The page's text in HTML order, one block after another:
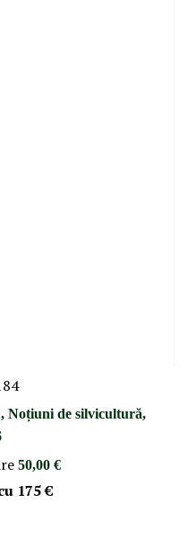
Noțiuni de silvicultură,
50,00 €
175 €